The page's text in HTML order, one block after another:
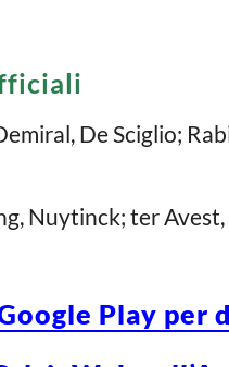
De Sciglio;
Nuytinck; ter
Play